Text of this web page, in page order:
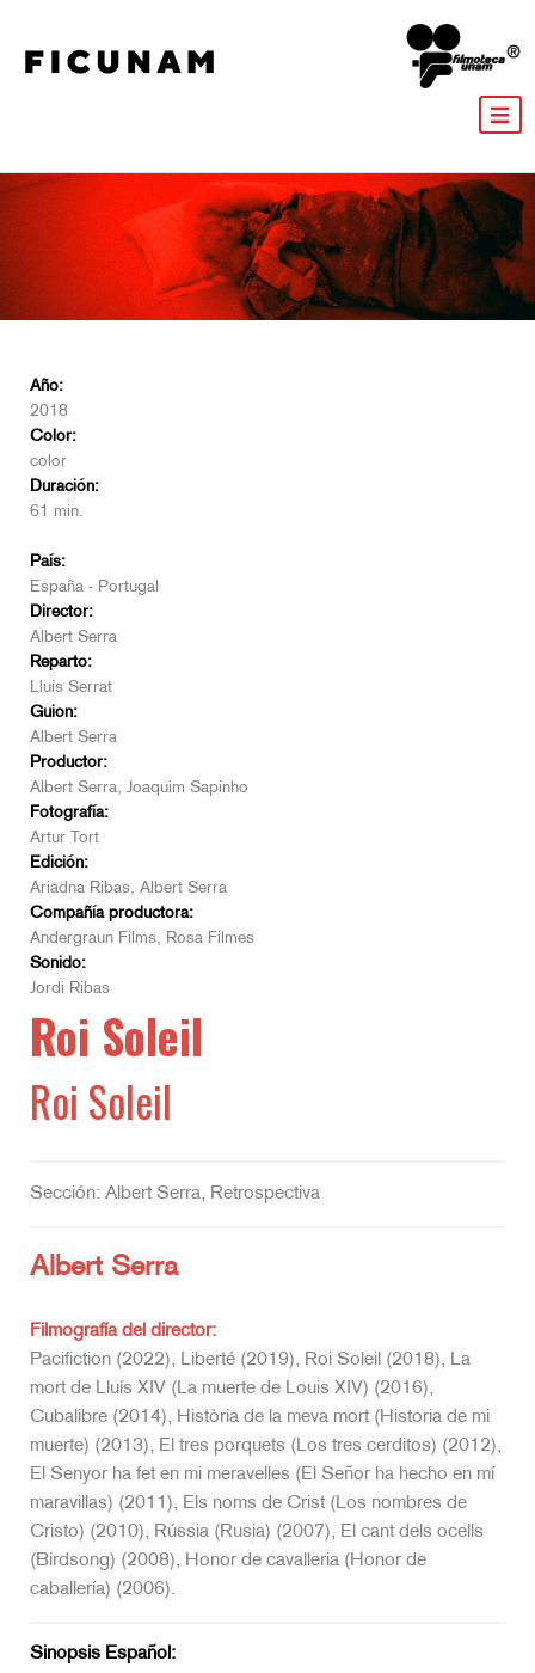
Año:
2018
Color:
color
Duración:
61 min.
País:
España - Portugal
Director:
Albert Serra
Reparto:
Lluís Serrat
Guion:
Albert Serra
Productor:
Albert Serra, Joaquim Sapinho
Fotografía:
Artur Tort
Edición:
Ariadna Ribas, Albert Serra
Compañía productora:
Andergraun Films, Rosa Filmes
Sonido:
Jordi Ribas
Roi Soleil
Roi Soleil
Sección: Albert Serra, Retrospectiva
Albert Serra
Filmografía del director:
Pacifiction (2022), Liberté (2019), Roi Soleil (2018), La
mort de Lluís XIV (La muerte de Louis XIV) (2016),
Cubalibre (2014), Història de la meva mort (Historia de mi
muerte) (2013), El tres porquets (Los tres cerditos) (2012),
El Senyor ha fet en mi meravelles (El Señor ha hecho en mí
maravillas) (2011), Els noms de Crist (Los nombres de
Cristo) (2010), Rússia (Rusia) (2007), El cant dels ocells
(Birdsong) (2008), Honor de cavalleria (Honor de
caballería) (2006).
Sinopsis Español: